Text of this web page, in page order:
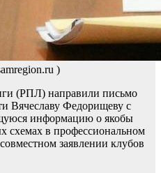
)
(РПЛ) направили письмо
Вячеславу Федорищеву с
информацию о якобы
схемах в профессиональном
заявлении клубов